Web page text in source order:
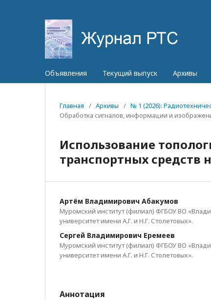
Объявления Текущий выпуск Архивы
Главная / Архивы / № 1 (2026):
Обработка сигналов, информации и
Использование
транспортных средств
Артём Владимирович Абакумов
Муромский институт (филиал) ФГБОУ ВО
университет имени А.Г. и Н.Г. Столетовых».
Сергей Владимирович Еремеев
Муромский институт (филиал) ФГБОУ ВО
университет имени А.Г. и Н.Г. Столетовых».
Аннотация